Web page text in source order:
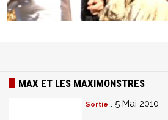
MAX ET LES MAXIMONSTRES
Sortie : 5 Mai 2010